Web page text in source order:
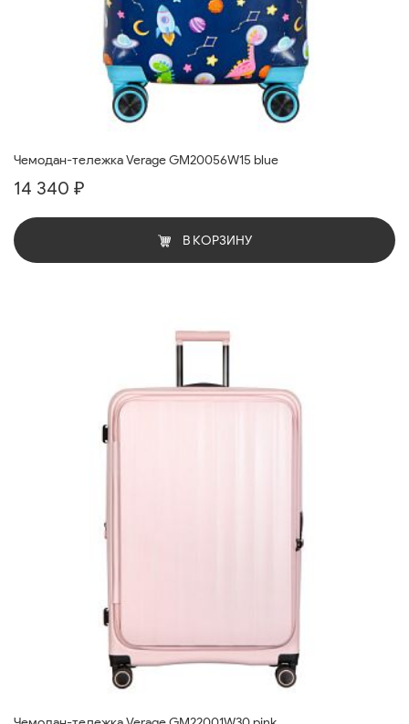
Чемодан-тележка Verage GM20056W15 blue
14 340 ₽
В КОРЗИНУ